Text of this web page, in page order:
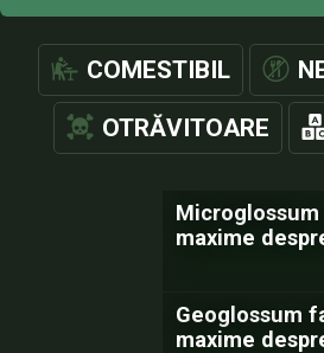
COMESTIBIL
OTRĂVITOARE
maxime
Geoglossum
maxime